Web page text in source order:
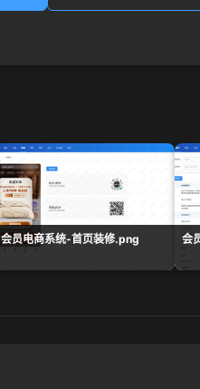
会员电商系统-首页装修.png 会